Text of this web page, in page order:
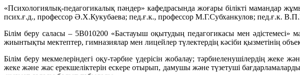
«Психологиялық-педагогикалық пәндер» кафедрасында жоғары білікті мамандар
псих.ғ.д., профессор Ә.Х.Кукубаева; пед.ғ.к., профессор М.Г.Субханкулов; пед.ғ.к.
Білім беру саласы – 5В010200 «Бастауыш оқытудың педагогикасы мен
жиынтықты мектептер, гимназиялар мен лицейлер түлектердің кәсіби қызметінің
Білім беру мекмелеріндегі оқу-тәрбие үдерісін жобалау; тәрбиеленушілердің жеке
жеке және жас ерекшеліктерін ескере отырып, дамушы және түзетуші